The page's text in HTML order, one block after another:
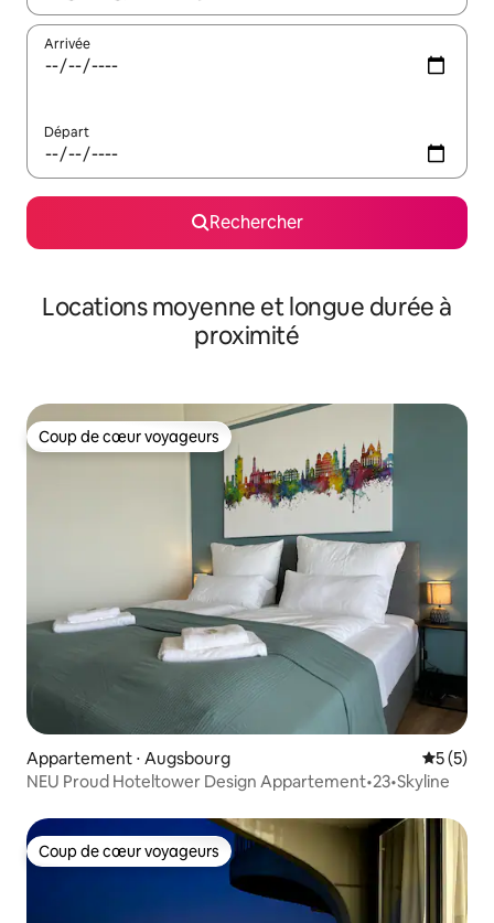
Arrivée
Départ
Rechercher
Locations moyenne et longue durée à
proximité
Coup de cœur voyageurs
Coup de cœur voyageurs
Appartement ⋅ Augsbourg
5 (5)
NEU Proud Hoteltower Design Appartement•23•Skyline
Coup de cœur voyageurs
Coup de cœur voyageurs